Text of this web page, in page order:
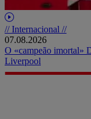
// Internacional //
07.08.2026
O «campeão imortal»
Liverpool